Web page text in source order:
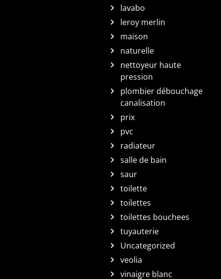
lavabo
leroy merlin
maison
naturelle
nettoyeur haute
pression
plombier débouchage
canalisation
prix
pvc
radiateur
salle de bain
saur
toilette
toilettes
toilettes bouchees
tuyauterie
Uncategorized
veolia
vinaigre blanc